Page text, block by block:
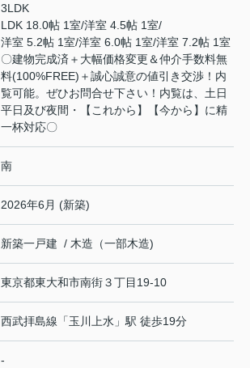
3LDK
LDK 18.0帖 1室/洋室 4.5帖 1室/
洋室 5.2帖 1室/洋室 6.0帖 1室/洋室 7.2帖 1室
〇建物完成済＋大幅価格変更＆仲介手数料無
料(100%FREE)＋誠心誠意の値引き交渉！内
覧可能。ぜひお問合せ下さい！内覧は、土日
平日及び夜間・【これから】【今から】に精
一杯対応〇
南
2026年6月 (新築)
新築一戸建 / 木造（一部木造)
東京都東大和市南街３丁目19-10
西武拝島線 「玉川上水 」駅 徒歩19分
-